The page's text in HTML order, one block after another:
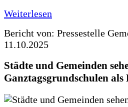
Weiterlesen
Bericht von: Pressestelle
11.10.2025
Städte und Gemeinden
Ganztagsgrundschulen als